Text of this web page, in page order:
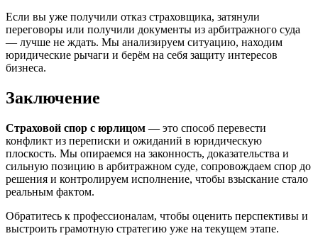
Если вы уже получили отказ страховщика, затянули
переговоры или получили документы из арбитражного суда
— лучше не ждать. Мы анализируем ситуацию, находим
юридические рычаги и берём на себя защиту интересов
бизнеса.
Заключение
Страховой спор с юрлицом — это способ перевести
конфликт из переписки и ожиданий в юридическую
плоскость. Мы опираемся на законность, доказательства и
сильную позицию в арбитражном суде, сопровождаем спор до
решения и контролируем исполнение, чтобы взыскание стало
реальным фактом.
Обратитесь к профессионалам, чтобы оценить перспективы и
выстроить грамотную стратегию уже на текущем этапе.